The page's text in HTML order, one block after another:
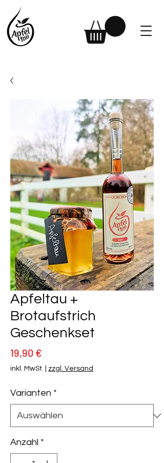
Apfeltau +
Brotaufstrich
Geschenkset
19,90 €
inkl. MwSt. zzgl. Versand
Varianten *
Anzahl *